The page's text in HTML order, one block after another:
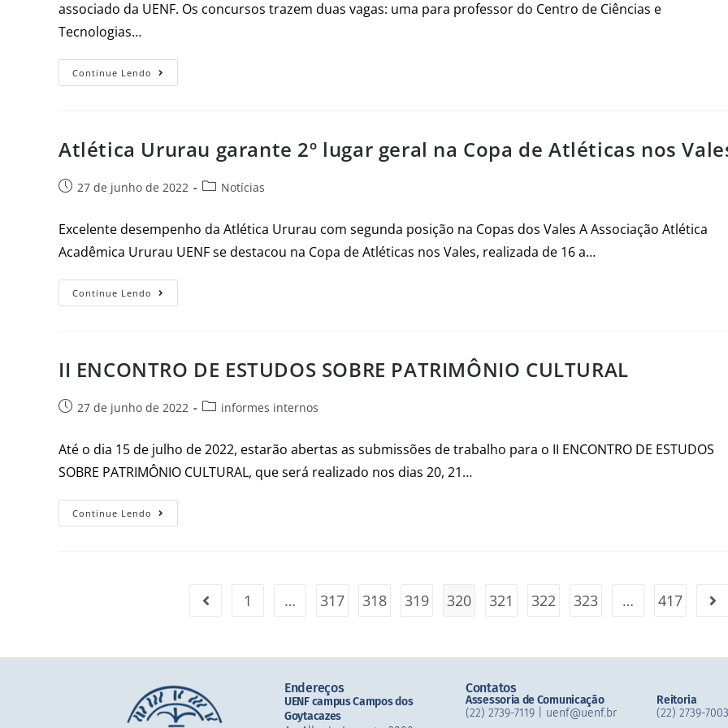
associado da UENF. Os concursos trazem duas vagas: uma para professor do Centro de Ciências e
Tecnologias…
Continue Lendo
Atlética Ururau garante 2º lugar geral na Copa de Atléticas nos
27 de junho de 2022 Notícias
Excelente desempenho da Atlética Ururau com segunda posição na Copas dos Vales A Associação Atlética
Acadêmica Ururau UENF se destacou na Copa de Atléticas nos Vales, realizada de 16 a…
Continue Lendo
II ENCONTRO DE ESTUDOS SOBRE PATRIMÔNIO CULTURAL
27 de junho de 2022 informes internos
Até o dia 15 de julho de 2022, estarão abertas as submissões de trabalho para o II ENCONTRO DE ESTUDOS
SOBRE PATRIMÔNIO CULTURAL, que será realizado nos dias 20, 21…
Continue Lendo
1 … 317 318 319 320 321 322 323 … 417
Endereços
UENF campus Campos dos
Goytacazes
Contatos
Assessoria de Comunicação
(22) 2739-7119 | uenf@uenf.br
Reitoria
(22) 2739-